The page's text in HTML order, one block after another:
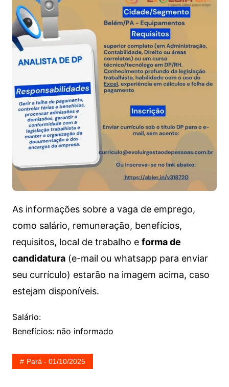
As informações sobre a vaga de emprego,
como salário, remuneração, benefícios,
requisitos, local de trabalho e forma de
candidatura(e-mail ou whatsapp para enviar
seu currículo) estarão na imagem acima, caso
estejam disponíveis.
Salário:
Benefícios: não informado
Pará - 01/10/2025